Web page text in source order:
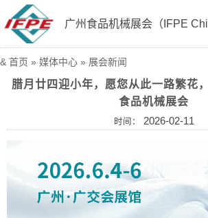
广州食品机械展会（IFPE
& 首页 » 媒体中心 » 展会新闻
腊月廿四迎小年，愿您从此一路繁花
食品机械展会
时间： 2026-02-11